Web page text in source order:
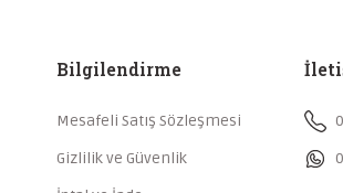
Bilgilendirme
Mesafeli Satış Sözleşmesi
Gizlilik ve Güvenlik